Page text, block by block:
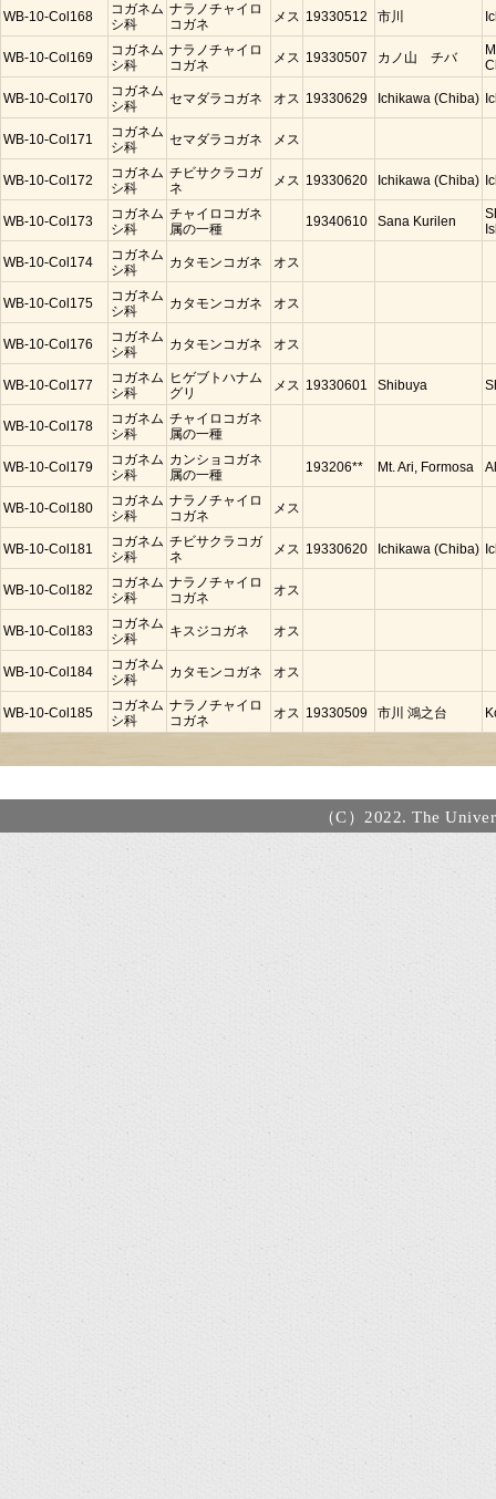
WB-10-Col168
コガネム
シ科
ナラノチャイロ
コガネ
メス 19330512 市川
WB-10-Col169
コガネム
シ科
ナラノチャイロ
コガネ
メス 19330507 カノ山 チバ
WB-10-Col170
コガネム
シ科
セマダラコガネ オス 19330629 Ichikawa (Chiba)
WB-10-Col171
コガネム
シ科
セマダラコガネ メス
WB-10-Col172
コガネム
シ科
チビサクラコガ
ネ
メス 19330620 Ichikawa (Chiba)
WB-10-Col173
コガネム
シ科
チャイロコガネ
属の一種
19340610 Sana Kurilen
WB-10-Col174
コガネム
シ科
カタモンコガネ オス
WB-10-Col175
コガネム
シ科
カタモンコガネ オス
WB-10-Col176
コガネム
シ科
カタモンコガネ オス
WB-10-Col177
コガネム
シ科
ヒゲブトハナム
グリ
メス 19330601 Shibuya
WB-10-Col178
コガネム
シ科
チャイロコガネ
属の一種
WB-10-Col179
コガネム
シ科
カンショコガネ
属の一種
193206** Mt. Ari, Formosa
WB-10-Col180
コガネム
シ科
ナラノチャイロ
コガネ
メス
WB-10-Col181
コガネム
シ科
チビサクラコガ
ネ
メス 19330620 Ichikawa (Chiba)
WB-10-Col182
コガネム
シ科
ナラノチャイロ
コガネ
オス
WB-10-Col183
コガネム
シ科
キスジコガネ オス
WB-10-Col184
コガネム
シ科
カタモンコガネ オス
WB-10-Col185
コガネム
シ科
ナラノチャイロ
コガネ
オス 19330509 市川 鴻之台
（C）2022. The